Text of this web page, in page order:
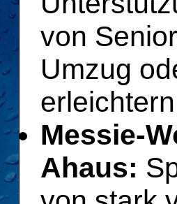
von
Umzug
Messie-
Ahaus: